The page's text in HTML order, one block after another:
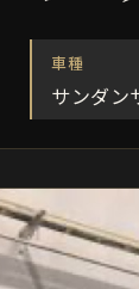
車種
サンダン